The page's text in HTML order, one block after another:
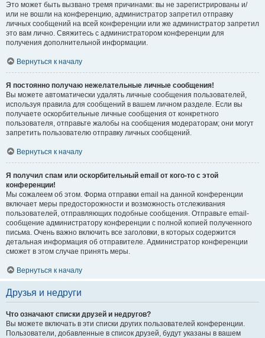
Это может быть вызвано тремя причинами: вы не зарегистрированы и/
или не вошли на конференцию, администратор запретил отправку
личных сообщений на всей конференции или же администратор запретил
это вам лично. Свяжитесь с администратором конференции для
получения дополнительной информации.
Вернуться к началу
Я постоянно получаю нежелательные личные сообщения!
Вы можете автоматически удалять личные сообщения пользователей,
используя правила для сообщений в вашем личном разделе. Если вы
получаете оскорбительные личные сообщения от конкретного
пользователя, отправьте жалобы на сообщения модераторам; они могут
запретить пользователю отправку личных сообщений.
Вернуться к началу
Я получил спам или оскорбительный email от кого-то с этой
конференции!
Мы сожалеем об этом. Форма отправки email на данной конференции
включает меры предосторожности и возможность отслеживания
пользователей, отправляющих подобные сообщения. Отправьте email-
сообщение администратору конференции с полной копией полученного
письма. Очень важно включить все заголовки, в которых содержится
детальная информация об отправителе. Администратор конференции
сможет в этом случае принять меры.
Вернуться к началу
Друзья и недруги
Что означают списки друзей и недругов?
Вы можете включать в эти списки других пользователей конференции.
Пользователи, добавленные в список друзей, будут указаны в вашем